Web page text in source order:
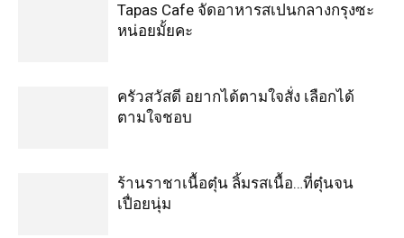
Tapas Cafe จัดอาหารสเปนกลางกรุงซะ
หน่อยมั้ยคะ
ครัวสวัสดี อยากได้ตามใจสั่ง เลือกได้
ตามใจชอบ
ร้านราชาเนื้อตุ๋น ลิ้มรสเนื้อ…ที่ตุ๋นจน
เปื่อยนุ่ม